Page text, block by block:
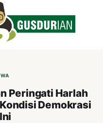
Peringati Harlah
Demokrasi